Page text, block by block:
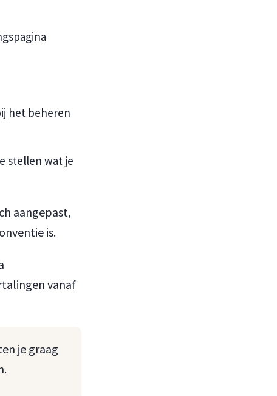
het beheren
stellen wat je
aangepast,
is.
vanaf
je graag